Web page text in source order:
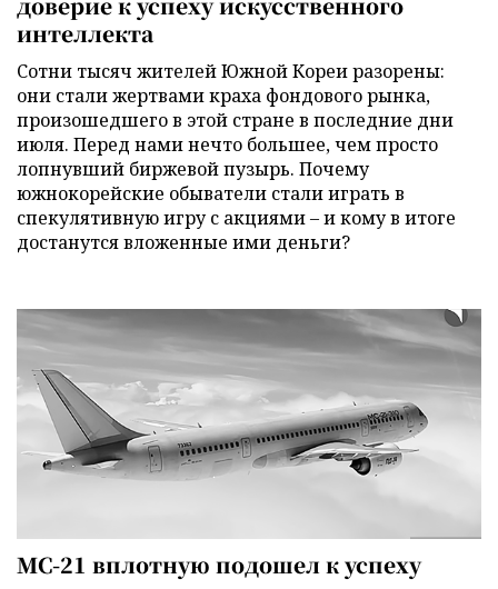
интеллекта
Сотни тысяч жителей Южной Кореи разорены:
они стали жертвами краха фондового рынка,
произошедшего в этой стране в последние дни
июля. Перед нами нечто большее, чем просто
лопнувший биржевой пузырь. Почему
южнокорейские обыватели стали играть в
спекулятивную игру с акциями – и кому в итоге
достанутся вложенные ими деньги?
МС-21 вплотную подошел к успеху